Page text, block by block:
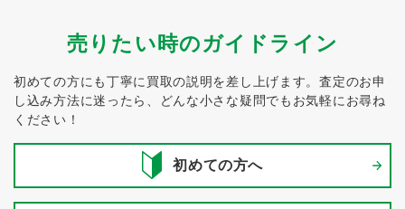
売りたい時のガイドライン
初めての方にも丁寧に買取の説明を差し上げます。査定のお申
し込み方法に迷ったら、どんな小さな疑問でもお気軽にお尋ね
ください！
初めての方へ